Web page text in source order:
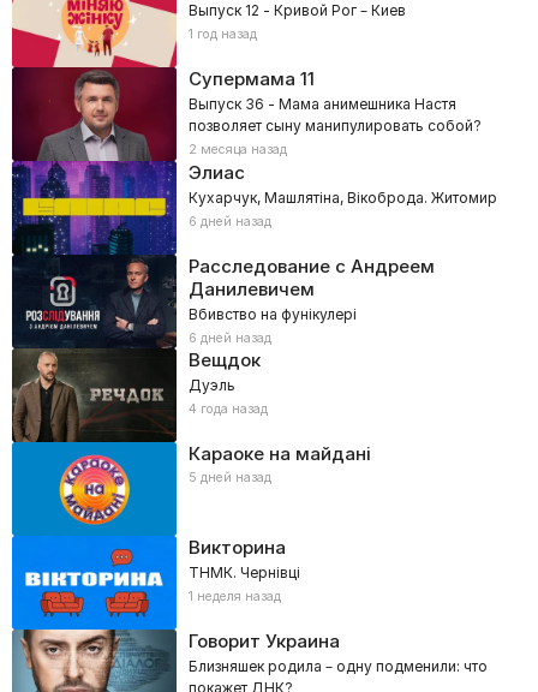
Выпуск 12 - Кривой Рог – Киев
1 год назад
Супермама 11
Выпуск 36 - Мама анимешника Настя
позволяет сыну манипулировать собой?
2 месяца назад
Элиас
Кухарчук, Машлятіна, Вікоброда. Житомир
6 дней назад
Расследование с Андреем
Данилевичем
Вбивство на фунікулері
6 дней назад
Вещдок
Дуэль
4 года назад
Караоке на майдані
5 дней назад
Викторина
ТНМК. Чернівці
1 неделя назад
Говорит Украина
Близняшек родила – одну подменили: что
покажет ДНК?